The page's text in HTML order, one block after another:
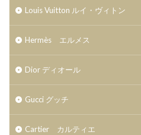
Louis Vuitton ルイ・ヴィトン
Hermès エルメス
Dior ディオール
Gucci グッチ
Cartier カルティエ